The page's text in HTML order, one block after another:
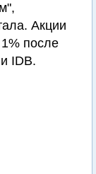
Акции
после
IDB.